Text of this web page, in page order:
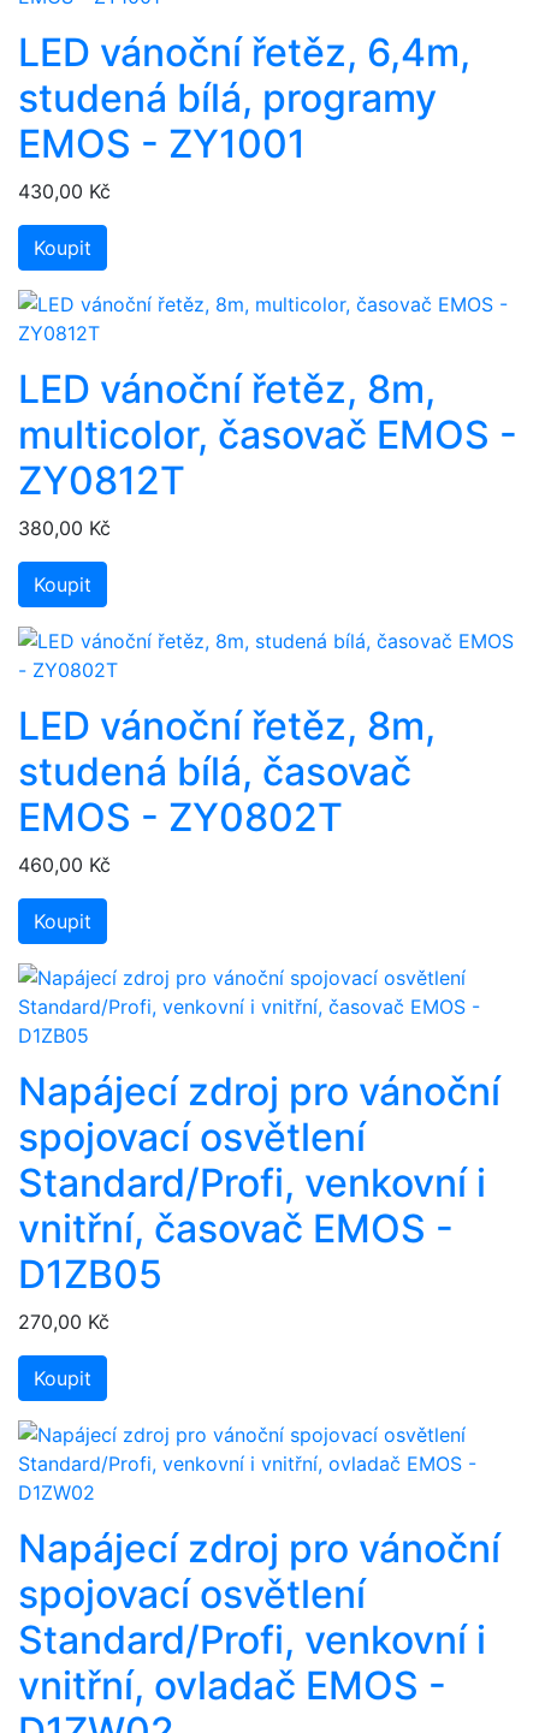
LED vánoční řetěz, 6,4m,
studená bílá, programy
EMOS - ZY1001
430,00 Kč
Koupit
LED vánoční řetěz, 8m,
multicolor, časovač EMOS -
ZY0812T
380,00 Kč
Koupit
LED vánoční řetěz, 8m,
studená bílá, časovač
EMOS - ZY0802T
460,00 Kč
Koupit
Napájecí zdroj pro vánoční
spojovací osvětlení
Standard/Profi, venkovní i
vnitřní, časovač EMOS -
D1ZB05
270,00 Kč
Koupit
Napájecí zdroj pro vánoční
spojovací osvětlení
Standard/Profi, venkovní i
vnitřní, ovladač EMOS -